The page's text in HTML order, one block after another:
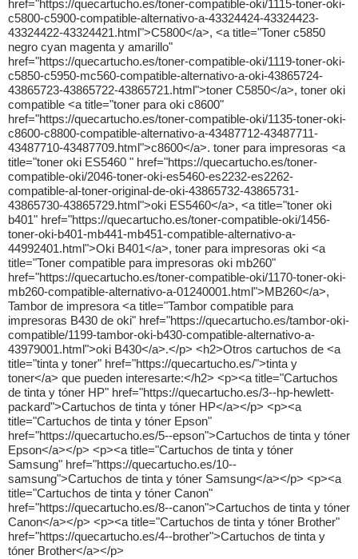
href="https://quecartucho.es/toner-compatible-oki/1115-toner-oki-
c5800-c5900-compatible-alternativo-a-43324424-43324423-
43324422-43324421.html">C5800</a>, <a title="Toner c5850
negro cyan magenta y amarillo"
href="https://quecartucho.es/toner-compatible-oki/1119-toner-oki-
c5850-c5950-mc560-compatible-alternativo-a-oki-43865724-
43865723-43865722-43865721.html">toner C5850</a>, toner oki
compatible <a title="toner para oki c8600"
href="https://quecartucho.es/toner-compatible-oki/1135-toner-oki-
c8600-c8800-compatible-alternativo-a-43487712-43487711-
43487710-43487709.html">c8600</a>. toner para impresoras <a
title="toner oki ES5460 " href="https://quecartucho.es/toner-
compatible-oki/2046-toner-oki-es5460-es2232-es2262-
compatible-al-toner-original-de-oki-43865732-43865731-
43865730-43865729.html">oki ES5460</a>, <a title="toner oki
b401" href="https://quecartucho.es/toner-compatible-oki/1456-
toner-oki-b401-mb441-mb451-compatible-alternativo-a-
44992401.html">Oki B401</a>, toner para impresoras oki <a
title="Toner compatible para impresoras oki mb260"
href="https://quecartucho.es/toner-compatible-oki/1170-toner-oki-
mb260-compatible-alternativo-a-01240001.html">MB260</a>,
Tambor de impresora <a title="Tambor compatible para
impresoras B430 de oki" href="https://quecartucho.es/tambor-oki-
compatible/1199-tambor-oki-b430-compatible-alternativo-a-
43979001.html">oki B430</a>.</p> <h2>Otros cartuchos de <a
title="tinta y toner" href="https://quecartucho.es/">tinta y
toner</a> que pueden interesarte:</h2> <p><a title="Cartuchos
de tinta y tóner HP" href="https://quecartucho.es/3--hp-hewlett-
packard">Cartuchos de tinta y tóner HP</a></p> <p><a
title="Cartuchos de tinta y tóner Epson"
href="https://quecartucho.es/5--epson">Cartuchos de tinta y tóner
Epson</a></p> <p><a title="Cartuchos de tinta y tóner
Samsung" href="https://quecartucho.es/10--
samsung">Cartuchos de tinta y tóner Samsung</a></p> <p><a
title="Cartuchos de tinta y tóner Canon"
href="https://quecartucho.es/8--canon">Cartuchos de tinta y tóner
Canon</a></p> <p><a title="Cartuchos de tinta y tóner Brother"
href="https://quecartucho.es/4--brother">Cartuchos de tinta y
tóner Brother</a></p>